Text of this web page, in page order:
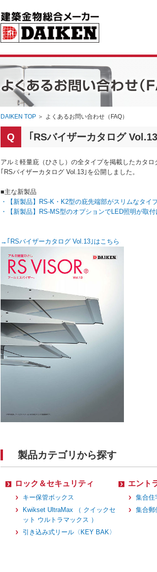
DAIKEN TOP ＞ よくあるお問い合わせ（FAQ）
｢RSバイザーカタログ
アルミ軽量庇（ひさし）の全タイプを掲載したカタロ
｢RSバイザーカタログ Vol.13｣を公開しました。
■主な新製品
・【新製品】RS-K・K2型の庇先端部がスリムなタ
・【新製品】RS-MS型のオプションでLED照明が取
→｢RSバイザーカタログ Vol.13｣はこちら
製品カテゴリから探す
ロック＆セキュリティ
キー保管ボックス
Kwikset UltraMax （ クイックセ
ット ウルトラマックス ）
引き込み式リール〈KEY BAK〉
エント
集合住
集合郵